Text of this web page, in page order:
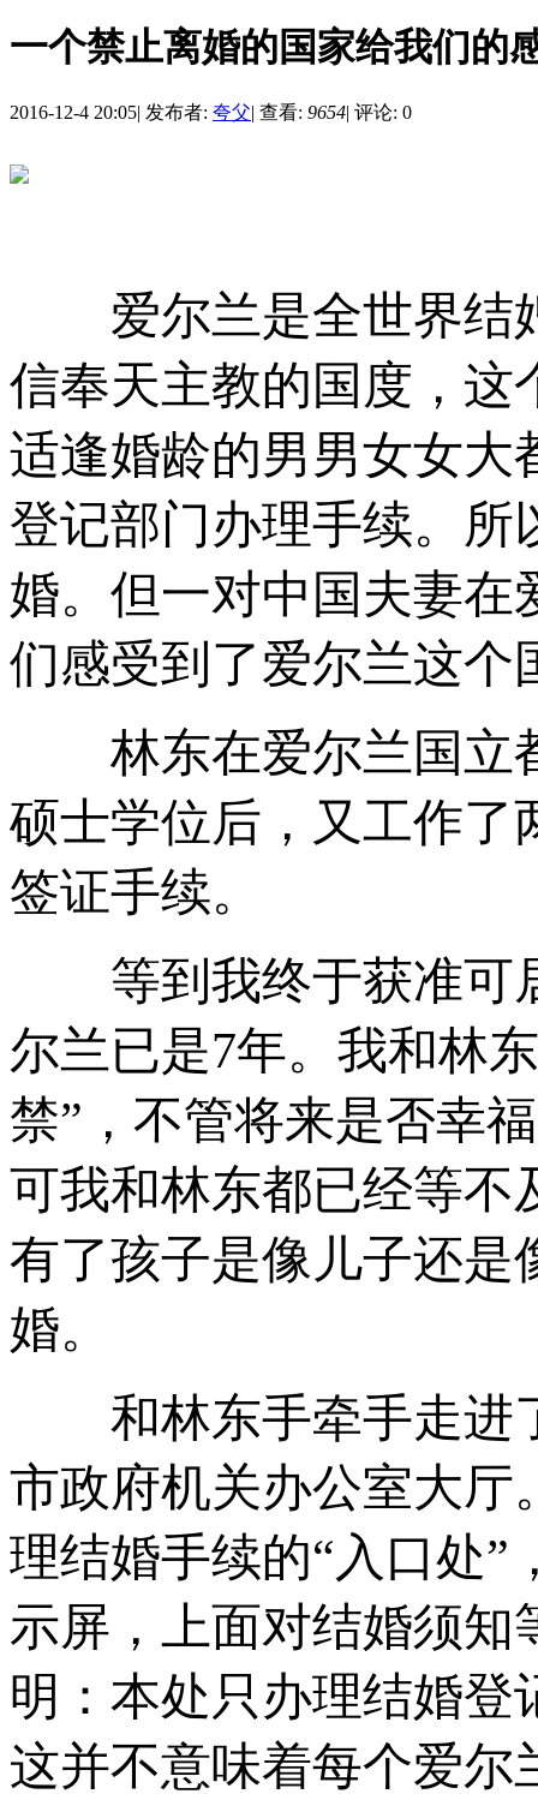
一个禁止离婚的国家给我们的
2016-12-4 20:05| 发布者: 夸父| 查看: 9654| 评论: 0
爱尔兰是全世界结
信奉天主教的国度，这
适逢婚龄的男男女女大
登记部门办理手续。所
婚。但一对中国夫妻在
们感受到了爱尔兰这个
林东在爱尔兰国立
硕士学位后，又工作了
签证手续。
等到我终于获准可
尔兰已是7年。我和林
禁”，不管将来是否幸
可我和林东都已经等不
有了孩子是像儿子还是
婚。
和林东手牵手走进
市政府机关办公室大厅
理结婚手续的“入口处”
示屏，上面对结婚须知
明：本处只办理结婚登
这并不意味着每个爱尔